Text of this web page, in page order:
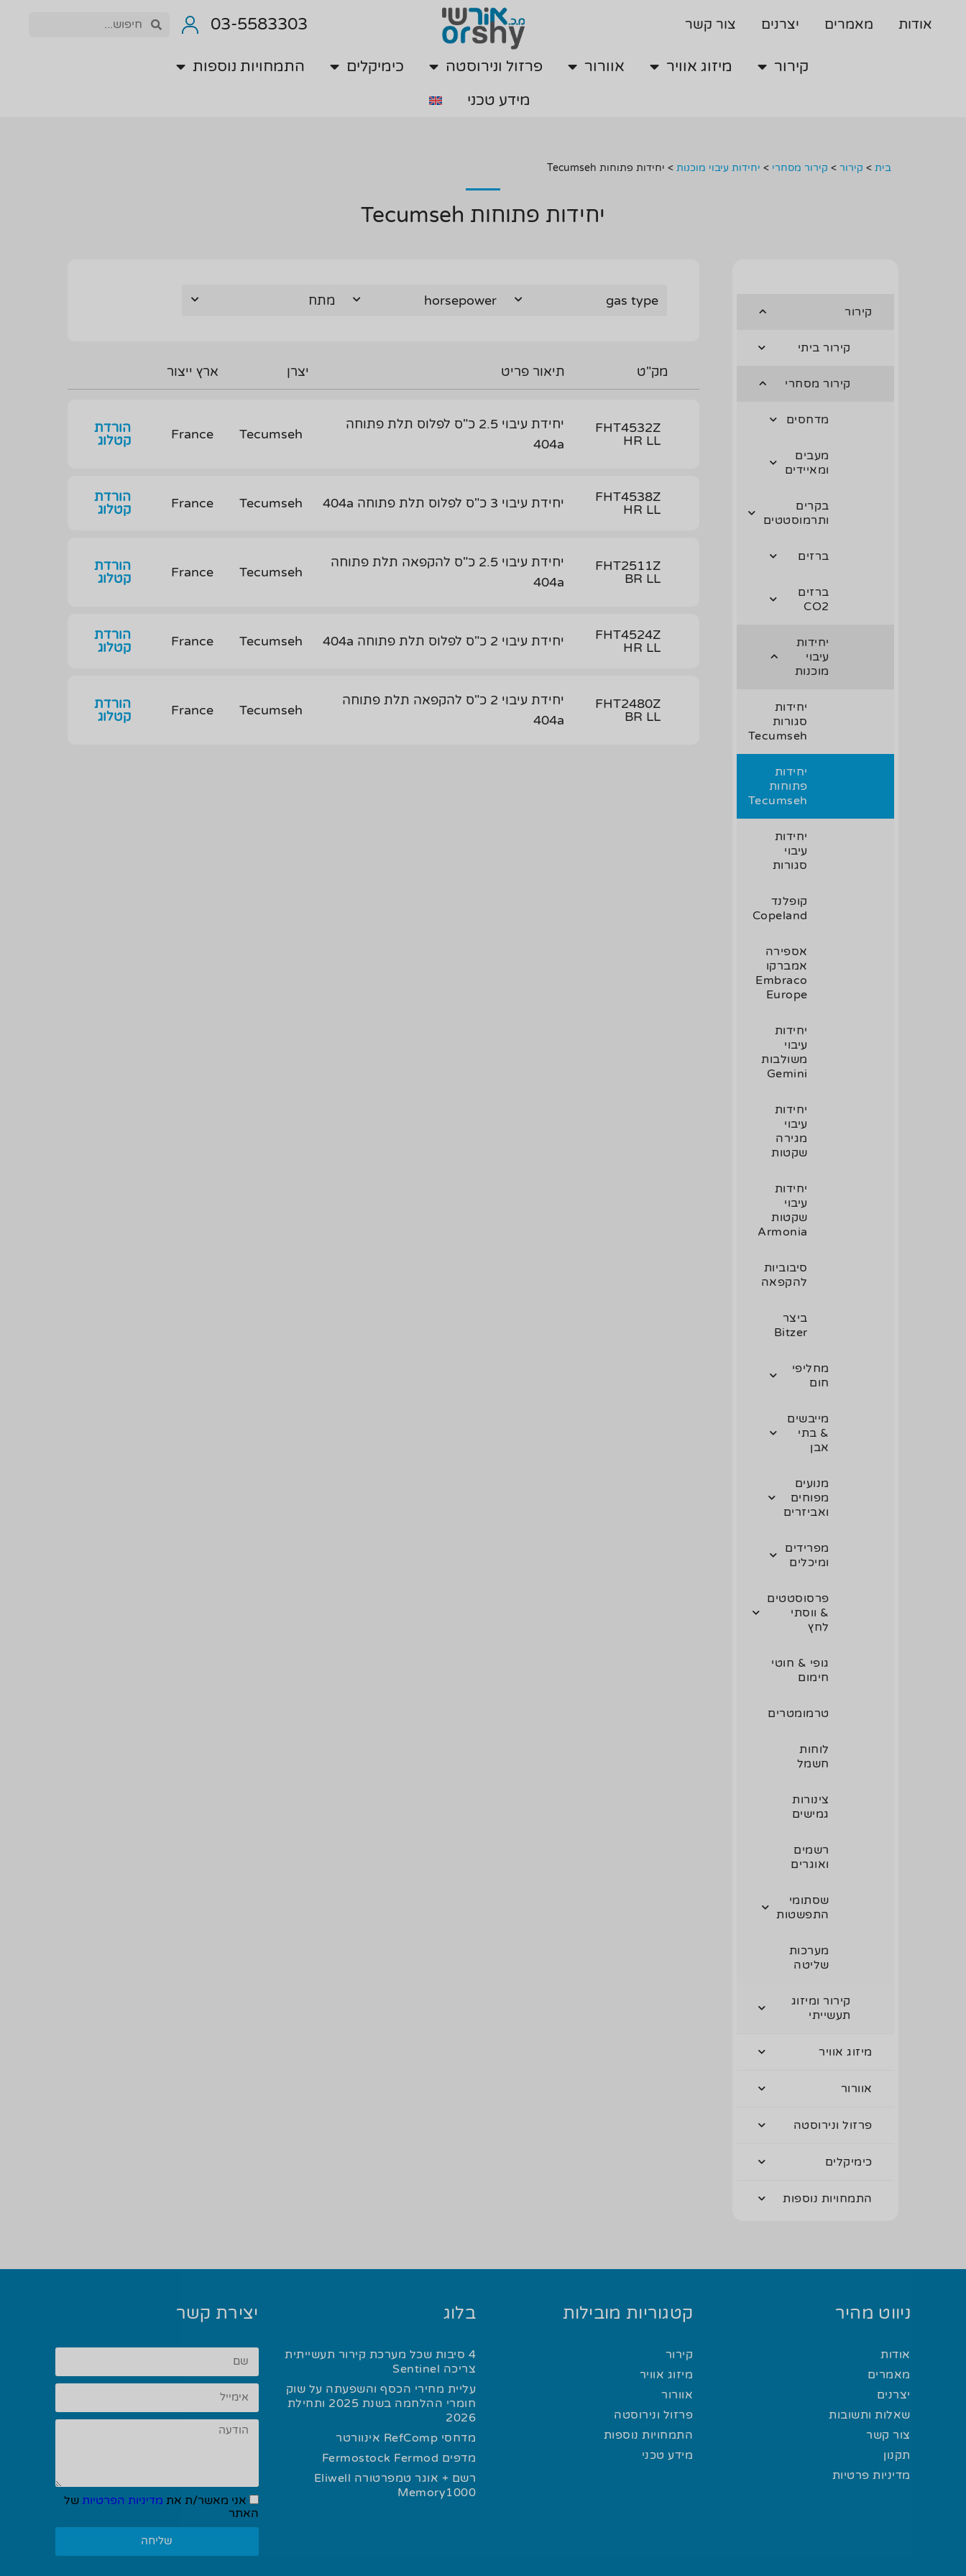
אודות מאמרים יצרנים צור קשר 03-5583303
קירור מיזוג אוויר אוורור פרזול ונירוסטה כימיקלים
התמחויות נוספות
מידע טכני
קירור מיזוג אוויר פרזול ונירוסטה
התמחויות נוספות
מידע טכני
בית > קירור > קירור מסחרי > יחידות עיבוי מוכנות > יחידות פתוחות Tecumseh
יחידות פתוחות Tecumseh
קירור
קירור ביתי
קירור מסחרי
מדחסים
מעבים
ומאיידים
בקרים
ותרמוסטטים
ברזים
ברזים
CO2
יחידות
עיבוי
מוכנות
יחידות
סגורות
Tecumseh
יחידות
פתוחות
Tecumseh
יחידות
עיבוי
סגורות
קופלנד
Copeland
אספירה
אמברקו
Embraco
Europe
יחידות
עיבוי
משולבות
Gemini
יחידות
עיבוי
מגירה
שקטות
יחידות
עיבוי
שקטות
Armonia
סיבוביות
להקפאה
ביצר
Bitzer
מחליפי
חום
מייבשים
& בתי
אבן
מנועים
מפוחים
ואביזרים
מפרידים
ומיכלים
פרסוסטטים
& ווסתי
לחץ
גופי & חוטי
חימום
טרמומטרים
לוחות
חשמל
צינורות
גמישים
רשמים
ואוגרים
שסתומי
התפשטות
מערכות
שליטה
קירור ומיזוג
תעשייתי
מיזוג אוויר
אוורור
פרזול ונירוסטה
כימיקלים
התמחויות נוספות
gas type
horsepower מתח
מק"ט תיאור פריט יצרן ארץ ייצור
FHT4532Z
HR LL
יחידת עיבוי 2.5 כ"ס לפלוס תלת פתוחה
404a
Tecumseh
France
הורדת
קטלוג
FHT4538Z
HR LL
יחידת עיבוי 3 כ"ס לפלוס תלת פתוחה 404a Tecumseh
France
הורדת
קטלוג
FHT2511Z
BR LL
יחידת עיבוי 2.5 כ"ס להקפאה תלת פתוחה
404a
Tecumseh
France
הורדת
קטלוג
FHT4524Z
HR LL
יחידת עיבוי 2 כ"ס לפלוס תלת פתוחה 404a Tecumseh
France
הורדת
קטלוג
FHT2480Z
BR LL
יחידת עיבוי 2 כ"ס להקפאה תלת פתוחה
404a
Tecumseh
France
הורדת
קטלוג
ניווט מהיר
אודות
מאמרים
יצרנים
שאלות ותשובות
צור קשר
תקנון
מדיניות פרטיות
קטגוריות מובילות
קירור
מיזוג אוויר
אוורור
פרזול ונירוסטה
התמחויות נוספות
מידע טכני
בלוג
4 סיבות שכל מערכת קירור תעשייתית
צריכה Sentinel
עליית מחירי הכסף והשפעתה על שוק
חומרי ההלחמה בשנת 2025 ותחילת
2026
מדחסי RefComp אינוורטר
מדפים Fermostock Fermod
רשם + אוגר טמפרטורה Eliwell
Memory1000
יצירת קשר
אני מאשר/ת את מדיניות הפרטיות של
האתר
שליחה